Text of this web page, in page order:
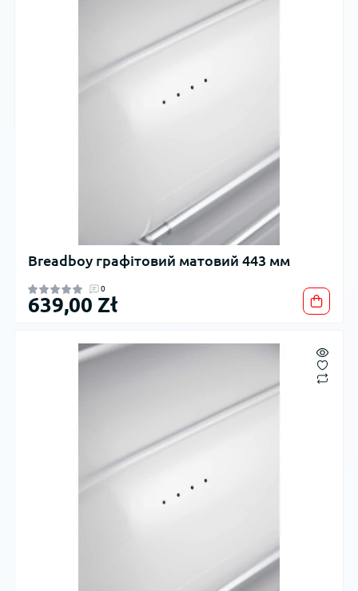
Breadboy графітовий матовий 443 мм
0
639,00 Zł